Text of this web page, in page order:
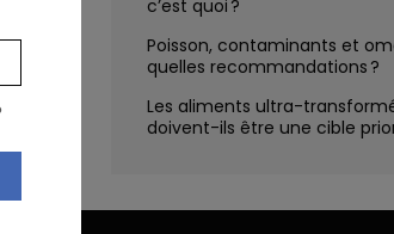
c’est quoi ?
Poisson, contaminants et
quelles recommandations ?
Les aliments ultra-
doivent-ils être une cible